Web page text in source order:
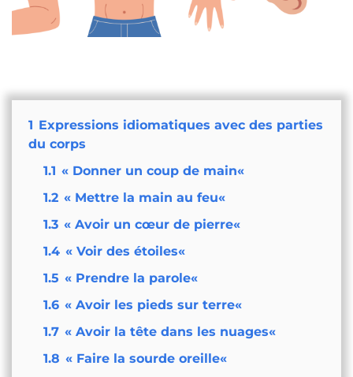
1 Expressions idiomatiques avec des parties
du corps
1.1 « Donner un coup de main«
1.2 « Mettre la main au feu«
1.3 « Avoir un cœur de pierre«
1.4 « Voir des étoiles«
1.5 « Prendre la parole«
1.6 « Avoir les pieds sur terre«
1.7 « Avoir la tête dans les nuages«
1.8 « Faire la sourde oreille«